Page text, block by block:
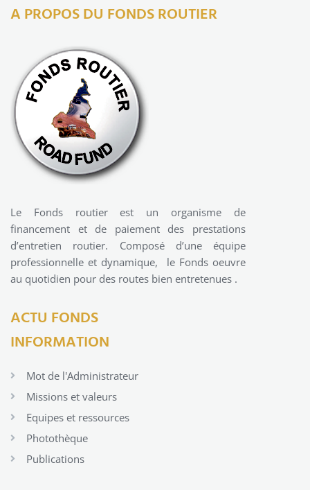
A PROPOS DU FONDS ROUTIER
Le Fonds routier est un organisme de
financement et de paiement des prestations
d’entretien routier. Composé d’une équipe
professionnelle et dynamique, le Fonds oeuvre
au quotidien pour des routes bien entretenues .
ACTU FONDS
INFORMATION
Mot de l'Administrateur
Missions et valeurs
Equipes et ressources
Photothèque
Publications